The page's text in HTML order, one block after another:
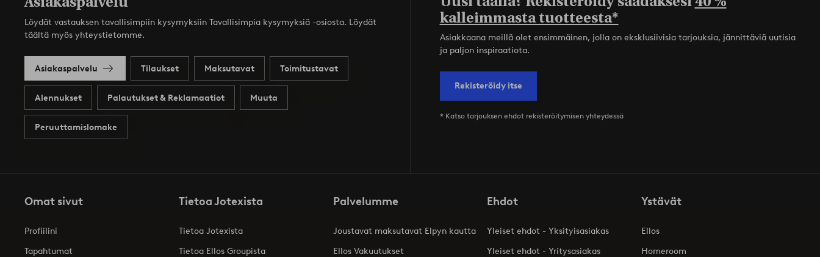
Löydät vastauksen tavallisimpiin kysymyksiin Tavallisimpia kysymyksiä -osiosta. Löydät
täältä myös yhteystietomme.
Asiakaspalvelu Tilaukset Maksutavat Toimitustavat
Alennukset Palautukset & Reklamaatiot Muuta
Peruuttamislomake
kalleimmasta tuotteesta*
Asiakkaana meillä olet ensimmäinen, jolla on eksklusiivisia tarjouksia, jännittäviä uutisia
ja paljon inspiraatiota.
Rekisteröidy itse
* Katso tarjouksen ehdot rekisteröitymisen yhteydessä
Omat sivut
Profiilini
Tapahtumat
Tietoa Jotexista
Tietoa Jotexista
Tietoa Ellos Groupista
Palvelumme
Joustavat maksutavat Elpyn kautta
Ellos Vakuutukset
Ehdot
Yleiset ehdot - Yksityisasiakas
Yleiset ehdot - Yritysasiakas
Ystävät
Ellos
Homeroom